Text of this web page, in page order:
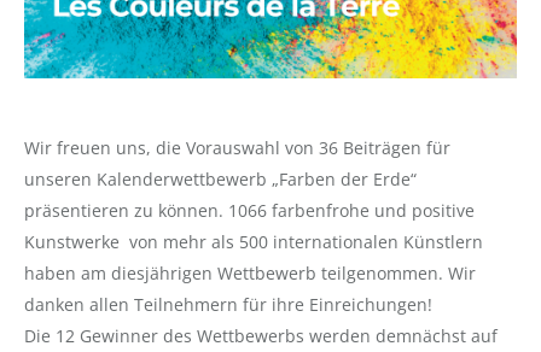
Wir freuen uns, die Vorauswahl von 36 Beiträgen für
unseren Kalenderwettbewerb „Farben der Erde“
präsentieren zu können. 1066 farbenfrohe und positive
Kunstwerke von mehr als 500 internationalen Künstlern
haben am diesjährigen Wettbewerb teilgenommen. Wir
danken allen Teilnehmern für ihre Einreichungen!
Die 12 Gewinner des Wettbewerbs werden demnächst auf